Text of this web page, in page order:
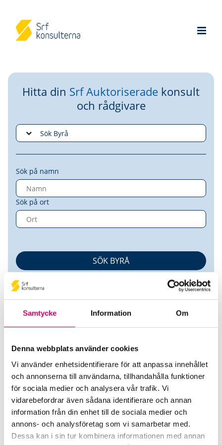
Samtycke Information Om
Denna webbplats använder cookies
Vi använder enhetsidentifierare för att anpassa innehållet
och annonserna till användarna, tillhandahålla funktioner
för sociala medier och analysera vår trafik. Vi
vidarebefordrar även sådana identifierare och annan
information från din enhet till de sociala medier och
annons- och analysföretag som vi samarbetar med.
Dessa kan i sin tur kombinera informationen med annan
Hitta din Srf Auktoriserade konsult
och rådgivare
Sök på namn
Sök på ort
Tina Fredlund Redovisning AB
Srf Auktoriserade konsulter
Kristina (Tina) Fredlund
Auktoriserad Redovisningskonsult
Skicka e-post
070-745 33 26